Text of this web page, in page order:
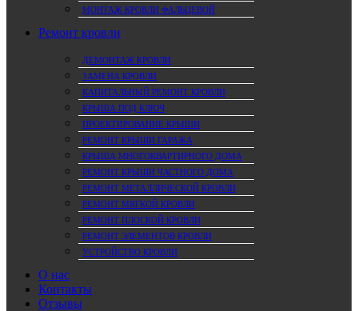
МОНТАЖ КРОВЛИ ФАЛЬЦЕВОЙ
Ремонт кровли
ДЕМОНТАЖ КРОВЛИ
ЗАМЕНА КРОВЛИ
КАПИТАЛЬНЫЙ РЕМОНТ КРОВЛИ
КРЫША ПОД КЛЮЧ
ПРОЕКТИРОВАНИЕ КРЫШИ
РЕМОНТ КРЫШИ ГАРАЖА
КРЫША МНОГОКВАРТИРНОГО ДОМА
РЕМОНТ КРЫШИ ЧАСТНОГО ДОМА
РЕМОНТ МЕТАЛЛИЧЕСКОЙ КРОВЛИ
РЕМОНТ МЯГКОЙ КРОВЛИ
РЕМОНТ ПЛОСКОЙ КРОВЛИ
РЕМОНТ ЭЛЕМЕНТОВ КРОВЛИ
УСТРОЙСТВО КРОВЛИ
О нас
Контакты
Отзывы